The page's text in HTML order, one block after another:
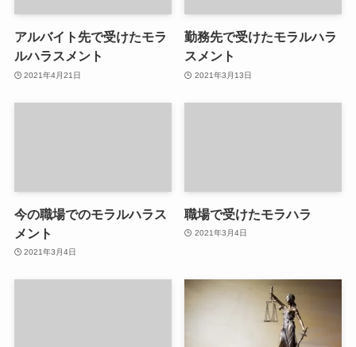
アルバイト先で受けたモラ
ルハラスメント
2021年4月21日
勤務先で受けたモラルハラ
スメント
2021年3月13日
今の職場でのモラルハラス
メント
2021年3月4日
職場で受けたモラハラ
2021年3月4日